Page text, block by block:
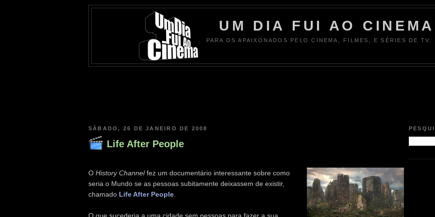
UM DIA FUI AO CINEMA
PARA OS APAIXONADOS PELO CINEMA, FILMES, E SÉRIES DE TV.
SÁBADO, 26 DE JANEIRO DE 2008
Life After People
O History Channelfez um documentário interessante sobre como
seria o Mundo se as pessoas subitamente deixassem de existir,
chamado Life After People